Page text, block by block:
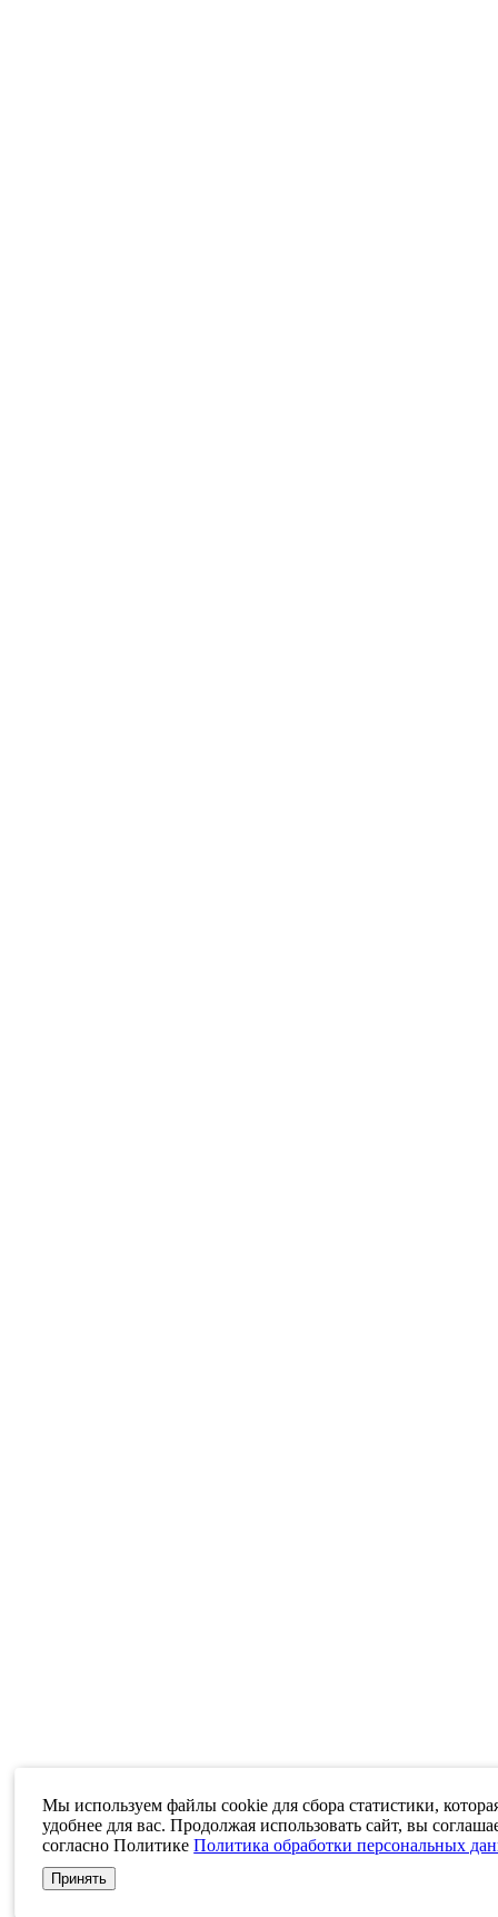
Мы используем файлы cookie для сбора статистики,
удобнее для вас. Продолжая использовать сайт, вы
согласно ПолитикеПолитика обработки персональных
Принять